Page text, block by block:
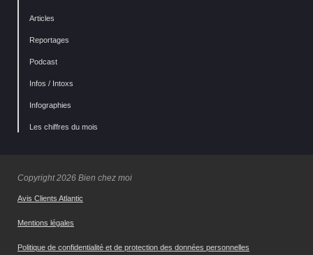
Articles
Reportages
Podcast
Infos / Intoxs
Infographies
Les chiffres du mois
Copyright 2026 Bien chez moi
Avis Clients Atlantic
Mentions légales
Politique de confidentialité et de protection des données personnelles